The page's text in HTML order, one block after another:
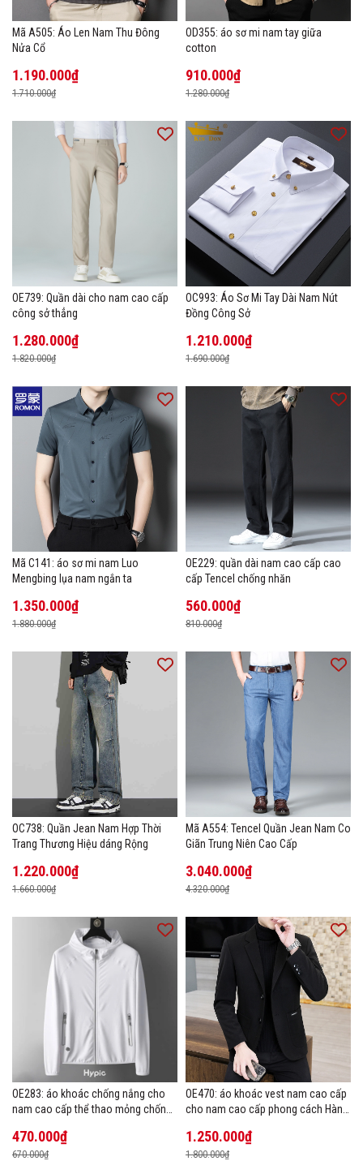
Mã A505: Áo Len Nam Thu Đông
Nửa Cổ
1.190.000₫
1.710.000₫
OD355: áo sơ mi nam tay giữa
cotton
910.000₫
1.280.000₫
OE739: Quần dài cho nam cao cấp
công sở thẳng
1.280.000₫
1.820.000₫
OC993: Áo Sơ Mi Tay Dài Nam Nút
Đồng Công Sở
1.210.000₫
1.690.000₫
Mã C141: áo sơ mi nam Luo
Mengbing lụa nam ngắn ta
1.350.000₫
1.880.000₫
OE229: quần dài nam cao cấp cao
cấp Tencel chống nhăn
560.000₫
810.000₫
OC738: Quần Jean Nam Hợp Thời
Trang Thương Hiệu dáng Rộng
1.220.000₫
1.660.000₫
Mã A554: Tencel Quần Jean Nam Co
Giãn Trung Niên Cao Cấp
3.040.000₫
4.320.000₫
OE283: áo khoác chống nắng cho
nam cao cấp thể thao mỏng chống
470.000₫
670.000₫
OE470: áo khoác vest nam cao cấp
cho nam cao cấp phong cách Hàn
1.250.000₫
1.800.000₫